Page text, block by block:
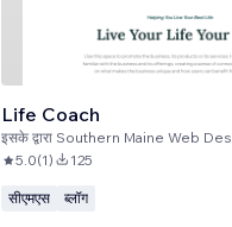
Life Coach
इसके द्वारा Southern Maine Web
5.0(1) 125
सीएमएस ब्लॉग